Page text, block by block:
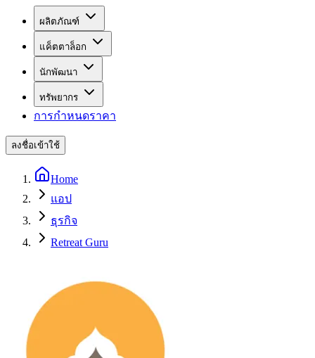
ผลิตภัณฑ์
แค็ตตาล็อก
นักพัฒนา
ทรัพยากร
การกำหนดราคา
ลงชื่อเข้าใช้
Home
แอป
ธุรกิจ
Retreat Guru